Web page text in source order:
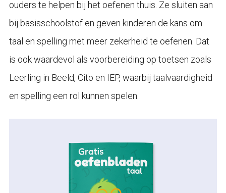
ouders te helpen bij het oefenen thuis. Ze sluiten aan
bij basisschoolstof en geven kinderen de kans om
taal en spelling met meer zekerheid te oefenen. Dat
is ook waardevol als voorbereiding op toetsen zoals
Leerling in Beeld, Cito en IEP, waarbij taalvaardigheid
en spelling een rol kunnen spelen.